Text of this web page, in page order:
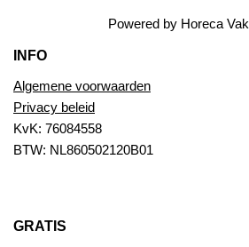
Powered by Horeca
INFO
Algemene voorwaarden
Privacy beleid
KvK: 76084558
BTW: NL860502120B01
GRATIS